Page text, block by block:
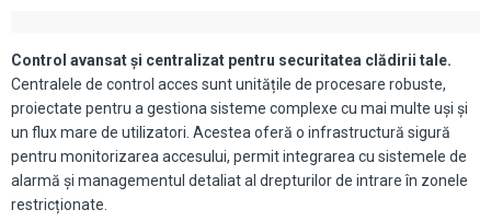
Control avansat și centralizat pentru securitatea clădirii tale.
Centralele de control acces sunt unitățile de procesare robuste,
proiectate pentru a gestiona sisteme complexe cu mai multe uși și
un flux mare de utilizatori. Acestea oferă o infrastructură sigură
pentru monitorizarea accesului, permit integrarea cu sistemele de
alarmă și managementul detaliat al drepturilor de intrare în zonele
restricționate.